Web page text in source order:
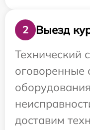
2
Выезд
Технический
оговоренные
доставим